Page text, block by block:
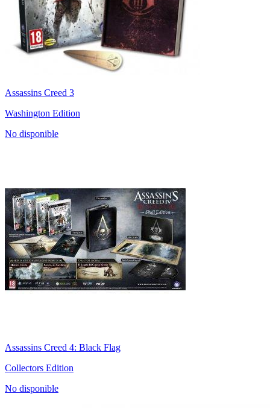
Assassins Creed 3
Washington Edition
No disponible
Assassins Creed 4: Black Flag
Collectors Edition
No disponible